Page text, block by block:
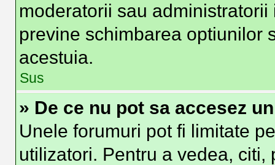
moderatorii sau
previne schimbarea optiunilor
acestuia.
Sus
» De ce nu pot sa accesez
Unele forumuri pot fi limitate
utilizatori. Pentru a vedea,